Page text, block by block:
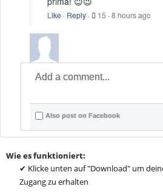
Like · Reply · 15 ·8 hours ago
Also post on Facebook
Wie es funktioniert:
✔ Klicke unten auf "Download" um
Zugang zu erhalten